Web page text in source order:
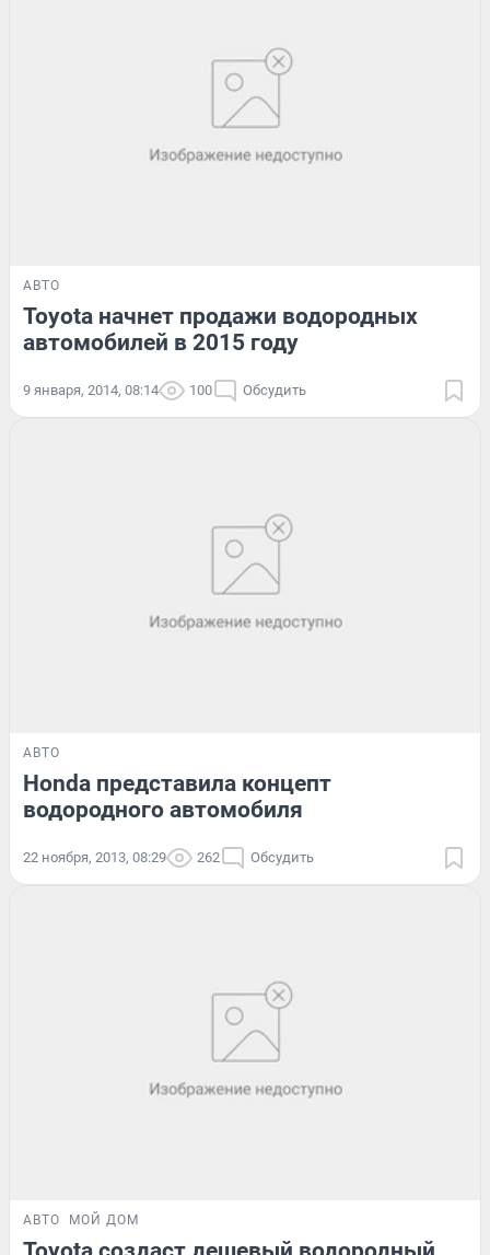
АВТО
Toyota начнет продажи водородных
автомобилей в 2015 году
9 января, 2014, 08:14 100 Обсудить
АВТО
Honda представила концепт
водородного автомобиля
22 ноября, 2013, 08:29 262 Обсудить
АВТО МОЙ ДОМ